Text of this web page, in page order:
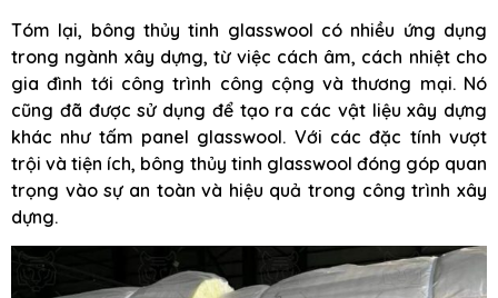
Tóm lại, bông thủy tinh glasswool có nhiều ứng dụng
trong ngành xây dựng, từ việc cách âm, cách nhiệt cho
gia đình tới công trình công cộng và thương mại. Nó
cũng đã được sử dụng để tạo ra các vật liệu xây dựng
khác như tấm panel glasswool. Với các đặc tính vượt
trội và tiện ích, bông thủy tinh glasswool đóng góp quan
trọng vào sự an toàn và hiệu quả trong công trình xây
dựng.